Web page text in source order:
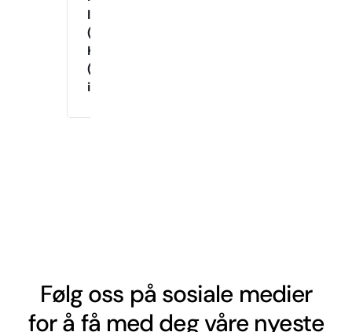
Instruktør
(Tirsdag
Kveld)
(Drop-
in)
Følg oss på sosiale medier
for å få med deg våre nyeste